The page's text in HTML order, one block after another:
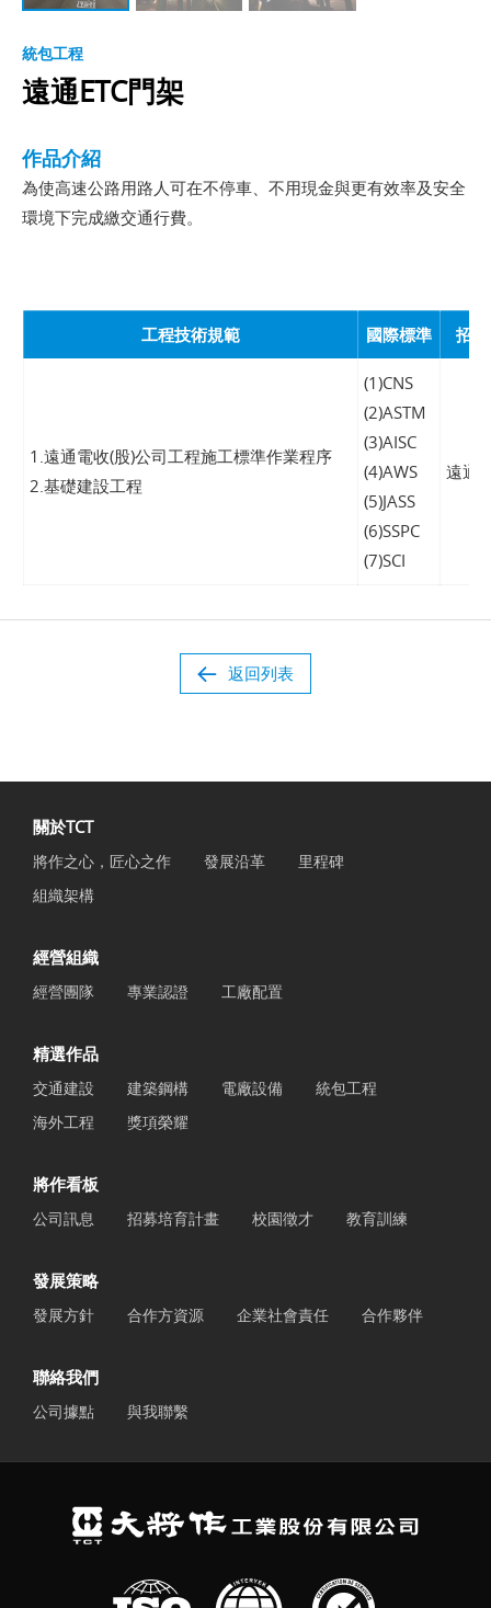
統包工程
遠通ETC門架
作品介紹
為使高速公路用路人可在不停車、不用現金與更有效率及安全
環境下完成繳交通行費。
工程技術規範 國際標準 招
1.遠通電收(股)公司工程施工標準作業程序
2.基礎建設工程
(1)CNS
(2)ASTM
(3)AISC
(4)AWS
(5)JASS
(6)SSPC
(7)SCI
遠通
返回列表
關於TCT
將作之心，匠心之作 發展沿革
里程碑
組織架構
經營組織
經營團隊 專業認證 工廠配置
精選作品
交通建設 建築鋼構 電廠設備
統包工程
海外工程
獎項榮耀
將作看板
公司訊息 招募培育計畫 校園徵才 教育訓練
發展策略
發展方針 合作方資源 企業社會責任 合作夥伴
聯絡我們
公司據點 與我聯繫